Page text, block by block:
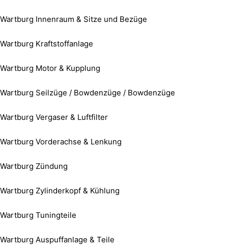
Wartburg Innenraum & Sitze und Bezüge
Wartburg Kraftstoffanlage
Wartburg Motor & Kupplung
Wartburg Seilzüge / Bowdenzüge / Bowdenzüge
Wartburg Vergaser & Luftfilter
Wartburg Vorderachse & Lenkung
Wartburg Zündung
Wartburg Zylinderkopf & Kühlung
Wartburg Tuningteile
Wartburg Auspuffanlage & Teile